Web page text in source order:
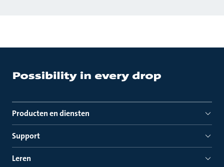
Producten en diensten
Support
Leren